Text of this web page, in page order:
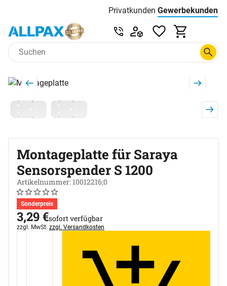
Privatkunden Preisliste:
Gewerbekunden
Zum Hauptinhalt springen
Service & Beratung unter
Produktgalerie
Zur Kaufbox springen
Montageplatte für Saraya
Sensorspender S 1200
Artikelnummer: 10012216;0
Noch keine Bewertungen abgegeben
0 Bewertungen
Sonderpreis
3,29€sofort verfügbar
Steuerhinweis:
zzgl. MwSt. zzgl. Versandkosten